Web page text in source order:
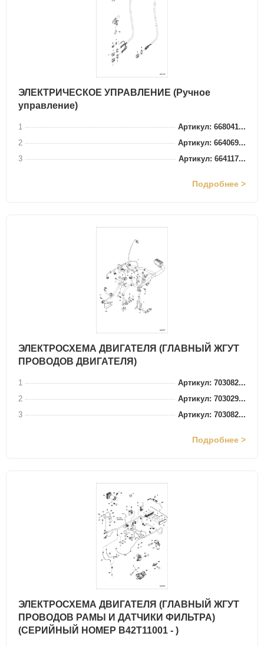
ЭЛЕКТРИЧЕСКОЕ УПРАВЛЕНИЕ (Ручное
управление)
1
Артикул: 668041...
2
Артикул: 664069...
3
Артикул: 664117...
Подробнее >
ЭЛЕКТРОСХЕМА ДВИГАТЕЛЯ (ГЛАВНЫЙ ЖГУТ
ПРОВОДОВ ДВИГАТЕЛЯ)
1
Артикул: 703082...
2
Артикул: 703029...
3
Артикул: 703082...
Подробнее >
ЭЛЕКТРОСХЕМА ДВИГАТЕЛЯ (ГЛАВНЫЙ ЖГУТ
ПРОВОДОВ РАМЫ И ДАТЧИКИ ФИЛЬТРА)
(СЕРИЙНЫЙ НОМЕР B42T11001 - )